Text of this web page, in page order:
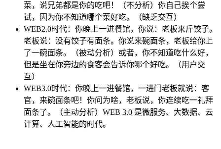
菜，说兄弟都是你的吃吧！（不分析）你自己挨个尝
试，因为你不知道哪个菜好吃。（缺乏交互）
WEB2.0时代：你晚上一进餐馆，你说：老板来斤饺子。
老板说：没有饺子有面条。你说来碗面条，老板给你上
了一碗面条。（被动分析）或者，你不知道吃什么好，
但是坐在你旁边的食客会告诉你哪个好吃。（用户交
互）
WEB3.0时代：你晚上一进餐馆，一进门老板就说：客
官，来碗面条吧！你问为啥，老板说，你连续吃一礼拜
面条了。（主动分析）WEB 3.0 是微服务、大数据、云
计算、人工智能的时代。